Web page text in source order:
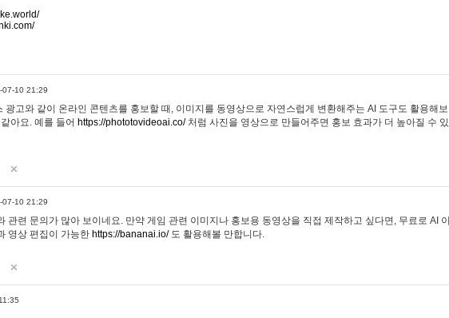
07-10 21:29
광고와 같이 온라인 콘텐츠를 홍보할 때, 이미지를 동영상으로 자연스럽게 변환해주는 AI 도구도 활용해보
아요. 예를 들어 https://phototovideoai.co/처럼 사진을 영상으로 만들어주면 홍보 효과가 더 높아질 수 있
07-10 21:29
관련 문의가 많아 보이네요. 만약 게임 관련 이미지나 홍보용 동영상을 직접 제작하고 싶다면, 무료로 AI 이
영상 편집이 가능한 https://bananai.io/도 활용해볼 만합니다.